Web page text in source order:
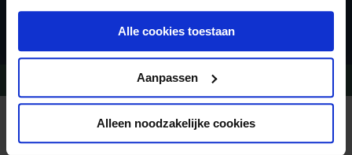
onder aan de pagina op elk gewenst moment voor de
toekomst wijzigen.Alle cookies toestaan
Aanpassen
Alleen noodzakelijke cookies
Inschrijven
Vragen?Bel 09-234 13 11
REIZEN MET KONING AAP